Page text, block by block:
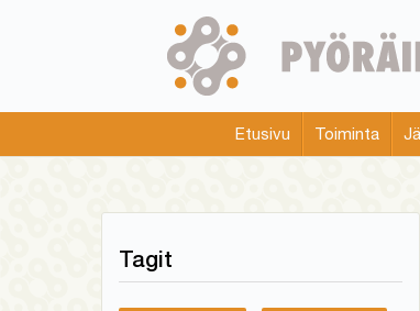
menu
Etusivu Toiminta
Tagit